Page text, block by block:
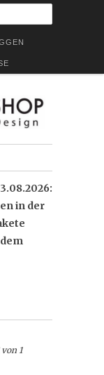
in der
von 1